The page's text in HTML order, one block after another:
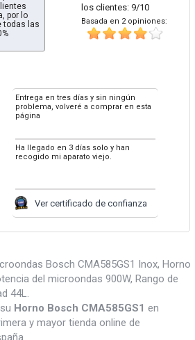
los clientes: 9/10
Basada en 2 opiniones:
por lo
todas las
Entrega en tres días y sin ningún
problema, volveré a comprar en esta
página
Ha llegado en 3 días solo y han
recogido mi aparato viejo.
Ver certificado de confianza
Bosch CMA585GS1 Inox, Horno
del microondas 900W, Rango de
44L.
Horno Bosch CMA585GS1 en
y mayor tienda online de